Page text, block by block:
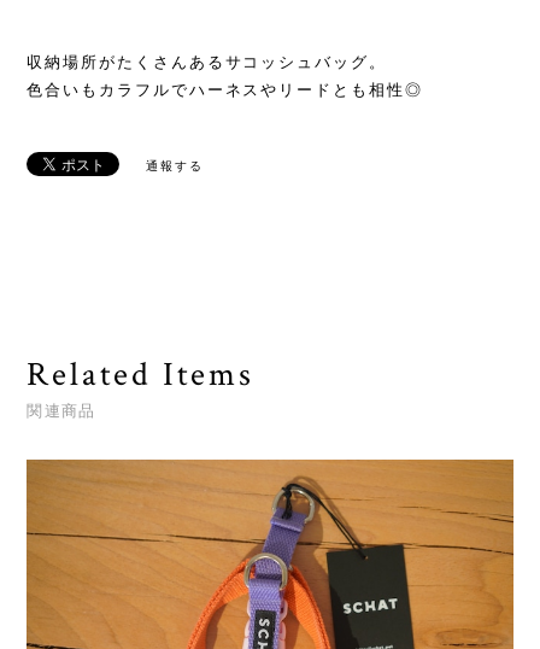
収納場所がたくさんあるサコッシュバッグ。
色合いもカラフルでハーネスやリードとも相性◎
通報する
Related Items
関連商品